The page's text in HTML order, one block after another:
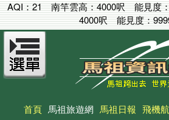
AQI：21 南竿雲高：4000呎能見度
4000呎能見度：
首頁 馬祖旅遊網 馬祖日報 飛機